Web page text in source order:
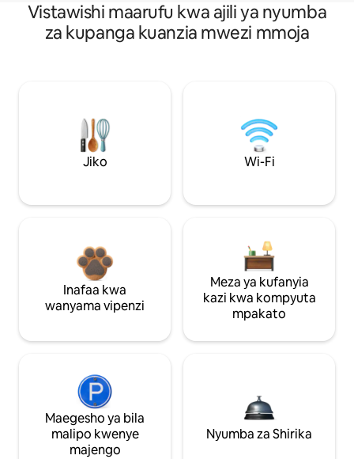
Vistawishi maarufu kwa ajili ya nyumba
za kupanga kuanzia mwezi mmoja
Jiko Wi-Fi
Inafaa kwa
wanyama vipenzi
Meza ya kufanyia
kazi kwa kompyuta
mpakato
Maegesho ya bila
malipo kwenye
majengo
Nyumba za Shirika